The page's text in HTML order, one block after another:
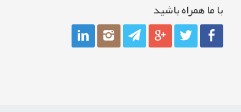
با ما همراه باشيد